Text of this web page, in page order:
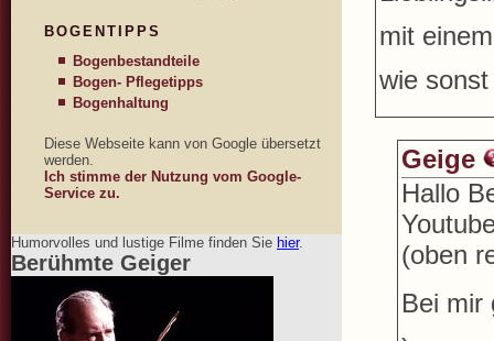
mit
wie
Geige
Hallo
(oben
Bei mir
BOGENTIPPS
Bogenbestandteile
Bogen- Pflegetipps
Bogenhaltung
Diese Webseite kann von Google übersetzt
werden.
Ich stimme der Nutzung vom Google-
Service zu.
Humorvolles und lustige Filme finden Sie hier.
Berühmte Geiger